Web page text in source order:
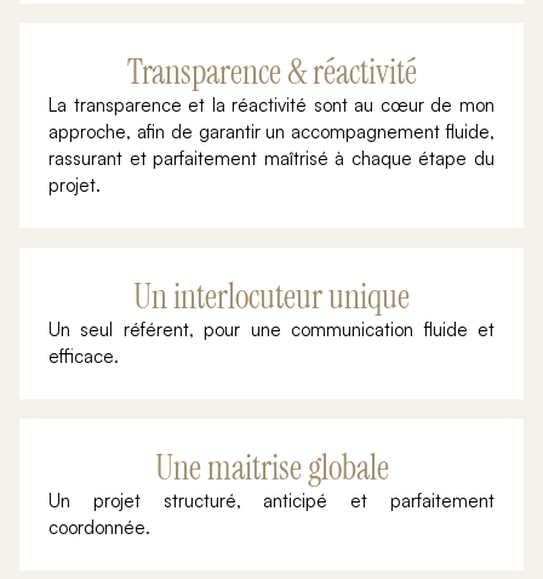
Transparence & réactivité
La transparence et la réactivité sont au cœur de mon
approche, afin de garantir un accompagnement fluide,
rassurant et parfaitement maîtrisé à chaque étape du
projet.
Un interlocuteur unique
Un seul référent, pour une communication fluide et
efficace.
Une maitrise globale
Un projet structuré, anticipé et parfaitement
coordonnée.